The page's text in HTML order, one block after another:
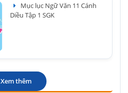
Mục lục Ngữ Văn 11 Cánh
Diều Tập 1 SGK
Xem thêm